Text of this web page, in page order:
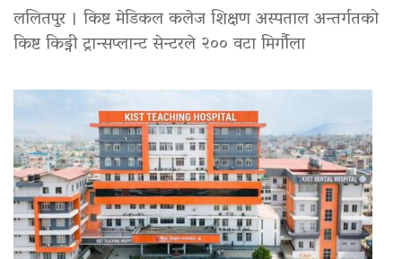
ललितपुर । किष्ट मेडिकल कलेज शिक्षण अस्पताल अन्तर्गतको
किष्ट किड्नी ट्रान्सप्लान्ट सेन्टरले २०० वटा मिर्गौला